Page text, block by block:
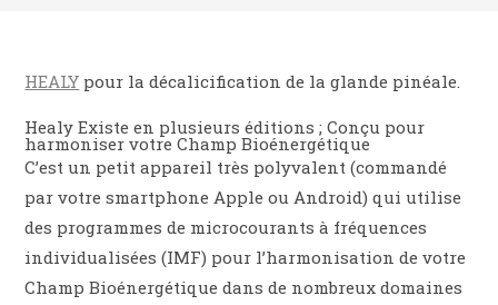
HEALY pour la décalicification de la glande pinéale.
Healy Existe en plusieurs éditions ; Conçu pour
harmoniser votre Champ Bioénergétique
C’est un petit appareil très polyvalent (commandé
par votre smartphone Apple ou Android) qui utilise
des programmes de microcourants à fréquences
individualisées (IMF) pour l’harmonisation de votre
Champ Bioénergétique dans de nombreux domaines